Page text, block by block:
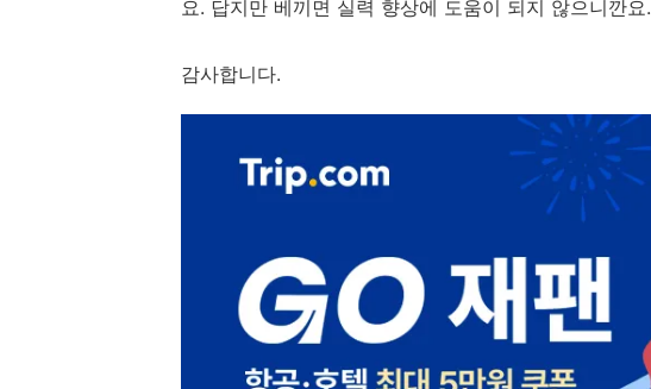
요. 답지만 베끼면 실력 향상에 도움이 되지 않으니깐요.
감사합니다.